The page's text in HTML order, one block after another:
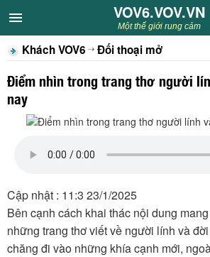
VOV6.VOV.VN
CHUYÊN MỤC
Khách VOV6
Văn học
Sân khấu
Thiếu nhi
VOV6.VOV.VN
Một thế giới rung cảm
Khách VOV6 Đối thoại mở
Điểm nhìn trong trang thơ người
nay
Cập nhật : 11:3 23/1/2025
Bên cạnh cách khai thác nội dung
những trang thơ viết về người lính và
chăng đi vào những khía cạnh mới,